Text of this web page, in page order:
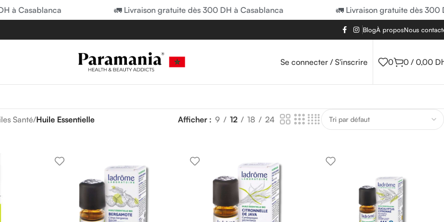
à Casablanca 🚛 Livraison gratuite dès 300 DH à Casablanca 🚛 Livraison gratuite dès 300
BlogÀ proposNous
Se connecter / S'inscrire 0 0 / 0,00
Santé/Huile Essentielle Afficher 9 12 18 24